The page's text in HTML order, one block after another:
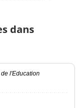
dans
l'Education